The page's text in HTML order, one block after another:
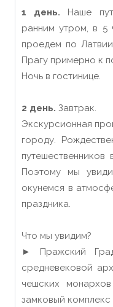
1 день. Наше
ранним утром, в 5
проедем по
Прагу примерно к
Ночь в гостинице.
2 день. Завтрак.
Экскурсионная
городу.
путешественников
Поэтому мы
окунемся в
праздника.
Что мы увидим?
► Пражский
средневековой
чешских
замковый комплекс